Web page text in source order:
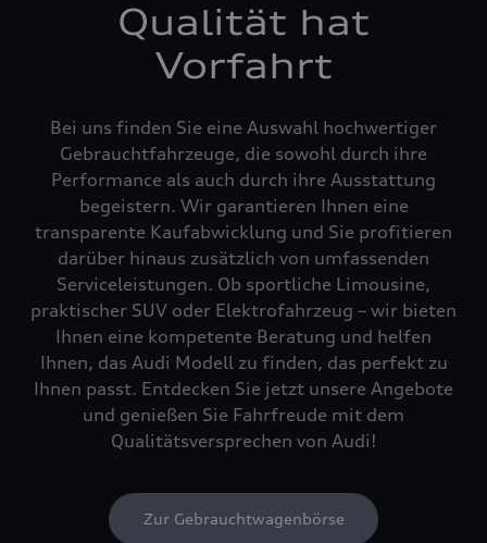
Qualität hat
Vorfahrt
Bei uns finden Sie eine Auswahl hochwertiger
Gebrauchtfahrzeuge, die sowohl durch ihre
Performance als auch durch ihre Ausstattung
begeistern. Wir garantieren Ihnen eine
transparente Kaufabwicklung und Sie profitieren
darüber hinaus zusätzlich von umfassenden
Serviceleistungen. Ob sportliche Limousine,
praktischer SUV oder Elektrofahrzeug – wir bieten
Ihnen eine kompetente Beratung und helfen
Ihnen, das Audi Modell zu finden, das perfekt zu
Ihnen passt. Entdecken Sie jetzt unsere Angebote
und genießen Sie Fahrfreude mit dem
Qualitätsversprechen von Audi!
Zur Gebrauchtwagenbörse